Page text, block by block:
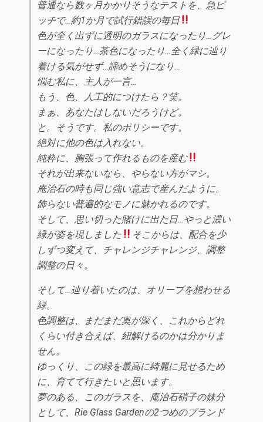
普通なら数ヶ月かかりそうなテストを、急ピ
ッチで…約1か月で試行錯誤の毎日
色が全く出ずに透明のガラスになったり…グレ
ーになったり…茶色になったり…全く緑に辿り
着ける気がせず…諦めそうになり…
悩む私に、主人が一言…
もう、色、人工的につけたら？笑。
まぁ、あなたはしないだろうけど。
と。そうです。私のポリシーです。
絶対に他の色は入れない。
純粋に、胸張って作れるものを産む
それが出来ないなら、やらない方がマシ。
庵治石の時も同じ強い意志で産んだように。
飾らない普遍的なモノに魅かれるのです。
そして、思い切った賭けに出た日…やっと濃い
緑が姿を現しました
そこからは、配合を少
しずつ変えて、チャレンジチャレンジ、調整
調整の日々。
そして…辿り着いたのは、オリーブを想わせる
緑。
色調整は、まだまだ奥が深く、これからどれ
くらい付き合えば、紐解けるのかは分かりま
せん。
ゆっくり、この緑を最高に綺麗に見せるため
に、育てて行きたいと思います。
夢のある、このガラスを、庵治石硝子の妹分
として、Rie Glass Gardenの2つめのブランド